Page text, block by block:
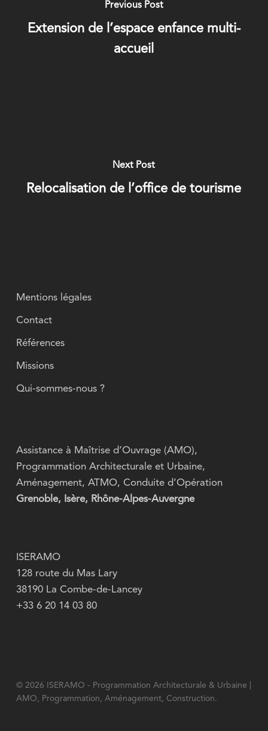
Previous Post
Extension de l’espace enfance multi-
accueil
Next Post
Relocalisation de l’office de tourisme
Mentions légales
Contact
Références
Missions
Qui-sommes-nous ?
Assistance à Maîtrise d’Ouvrage (AMO),
Programmation Architecturale et Urbaine,
Aménagement, ATMO, Conduite d’Opération
Grenoble, Isère, Rhône-Alpes-Auvergne
ISERAMO
128 route du Mas Lary
38190 La Combe-de-Lancey
+33 6 20 14 03 80
© 2026 ISERAMO - Programmation Architecturale & Urbaine |
AMO, Programmation, Aménagement, Construction.